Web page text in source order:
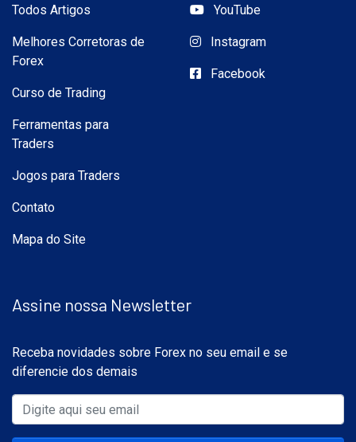
Todos Artigos
Melhores Corretoras de
Forex
Curso de Trading
Ferramentas para
Traders
Jogos para Traders
Contato
Mapa do Site
YouTube
Instagram
Facebook
Assine nossa Newsletter
Receba novidades sobre Forex no seu email e se
diferencie dos demais